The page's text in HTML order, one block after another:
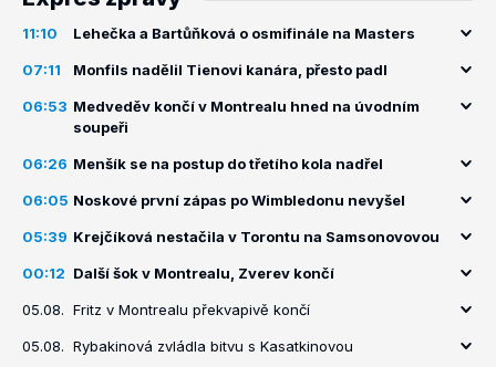
11:10 Lehečka a Bartůňková o osmifinále na Masters
07:11 Monfils nadělil Tienovi kanára, přesto padl
06:53 Medveděv končí v Montrealu hned na úvodním
soupeři
06:26 Menšík se na postup do třetího kola nadřel
06:05 Noskové první zápas po Wimbledonu nevyšel
05:39 Krejčíková nestačila v Torontu na Samsonovovou
00:12 Další šok v Montrealu, Zverev končí
05.08. Fritz v Montrealu překvapivě končí
05.08. Rybakinová zvládla bitvu s Kasatkinovou